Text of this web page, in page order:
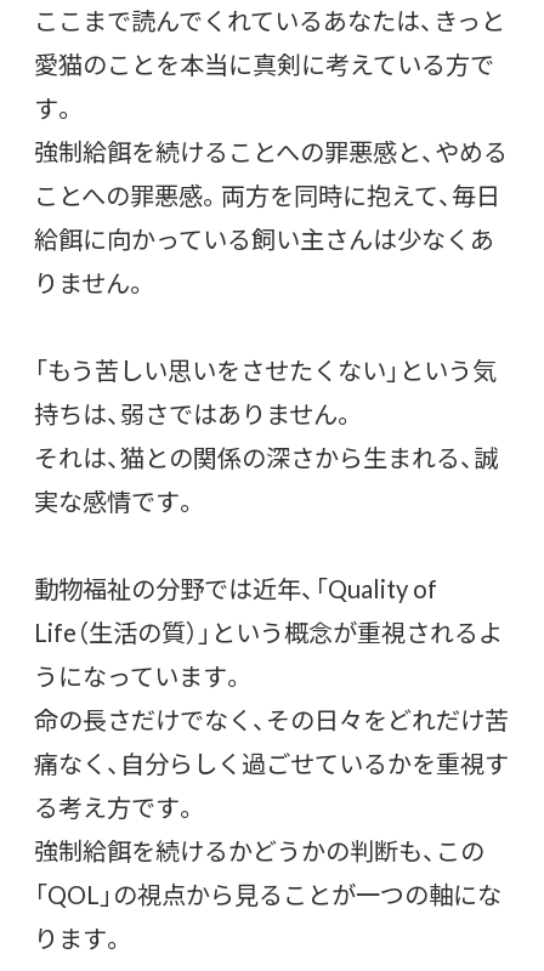
ここまで読んでくれているあなたは、きっと
愛猫のことを本当に真剣に考えている方で
す。
強制給餌を続けることへの罪悪感と、やめる
ことへの罪悪感。両方を同時に抱えて、毎日
給餌に向かっている飼い主さんは少なくあ
りません。
「もう苦しい思いをさせたくない」という気
持ちは、弱さではありません。
それは、猫との関係の深さから生まれる、誠
実な感情です。
動物福祉の分野では近年、「Quality of
Life（生活の質）」という概念が重視されるよ
うになっています。
命の長さだけでなく、その日々をどれだけ苦
痛なく、自分らしく過ごせているかを重視す
る考え方です。
強制給餌を続けるかどうかの判断も、この
「QOL」の視点から見ることが一つの軸にな
ります。